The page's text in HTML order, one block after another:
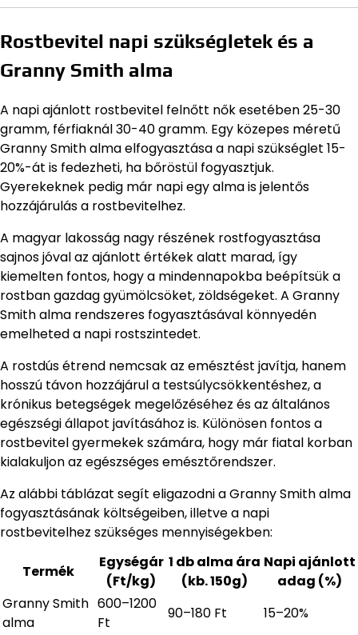
Rostbevitel napi szükségletek és a
Granny Smith alma
A napi ajánlott rostbevitel felnőtt nők esetében 25-30
gramm, férfiaknál 30-40 gramm. Egy közepes méretű
Granny Smith alma elfogyasztása a napi szükséglet 15-
20%-át is fedezheti, ha bőröstül fogyasztjuk.
Gyerekeknek pedig már napi egy alma is jelentős
hozzájárulás a rostbevitelhez.
A magyar lakosság nagy részének rostfogyasztása
sajnos jóval az ajánlott értékek alatt marad, így
kiemelten fontos, hogy a mindennapokba beépítsük a
rostban gazdag gyümölcsöket, zöldségeket. A Granny
Smith alma rendszeres fogyasztásával könnyedén
emelheted a napi rostszintedet.
A rostdús étrend nemcsak az emésztést javítja, hanem
hosszú távon hozzájárul a testsúlycsökkentéshez, a
krónikus betegségek megelőzéséhez és az általános
egészségi állapot javításához is. Különösen fontos a
rostbevitel gyermekek számára, hogy már fiatal korban
kialakuljon az egészséges emésztőrendszer.
Az alábbi táblázat segít eligazodni a Granny Smith alma
fogyasztásának költségeiben, illetve a napi
rostbevitelhez szükséges mennyiségekben:
Termék
Egységár
(Ft/kg)
1 db alma ára
(kb. 150g)
Napi ajánlott
adag (%)
Granny Smith
alma
600–1200
Ft
90–180 Ft
15–20%